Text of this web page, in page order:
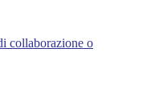
collaborazione o